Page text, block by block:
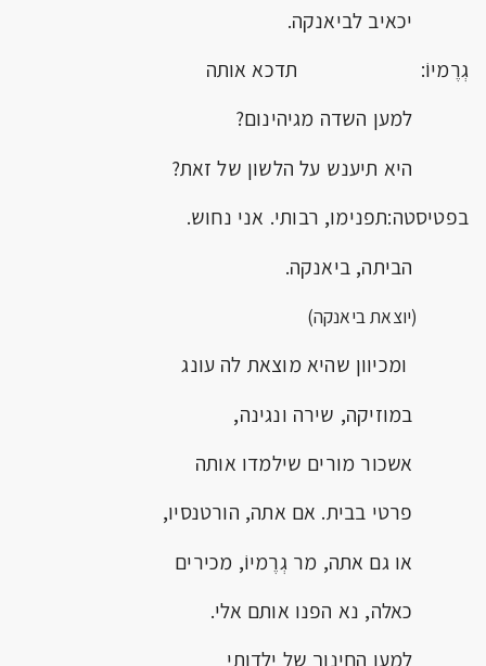
יכאיב לביאנקה.
גְרֶמיוֹ: תדכא אותה
למען השדה מגיהינום?
היא תיענש על הלשון של זאת?
בפטיסטה:תפנימו, רבותי. אני נחוש.
הביתה, ביאנקה.
(יוצאת ביאנקה)
ומכיוון שהיא מוצאת לה עונג
במוזיקה, שירה ונגינה,
אשכור מורים שילמדו אותה
פרטי בבית. אם אתה, הורטנסיו,
או גם אתה, מר גְרֶמיוֹ, מכירים
כאלה, נא הפנו אותם אלי.
למען החינוך של ילדותי